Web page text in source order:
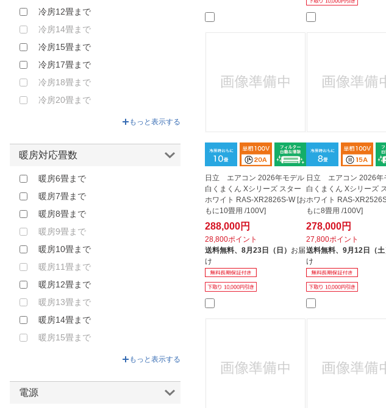
日立 エアコン 2026年モデル
白くまくん Xシリーズ スター
ホワイト RAS-XR2826S-W [お
もに10畳用 /100V]
288,000円
28,800ポイント
送料無料、 8月23日（日） お届
け
日立 エアコン 2026年
白くまくん Xシリーズ
ホワイト RAS-
もに8畳用 /100V]
278,000円
27,800ポイント
送料無料、9月12日（土
け
冷房12畳まで
冷房14畳まで
冷房15畳まで
冷房17畳まで
冷房18畳まで
冷房20畳まで
冷房30畳まで
もっと表示する
暖房対応畳数
暖房6畳まで
暖房7畳まで
暖房8畳まで
暖房9畳まで
暖房10畳まで
暖房11畳まで
暖房12畳まで
暖房13畳まで
暖房14畳まで
暖房15畳まで
もっと表示する
電源